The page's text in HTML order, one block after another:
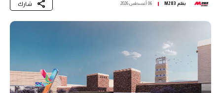
بقلم M283 06 أغسطس 2026 شارك